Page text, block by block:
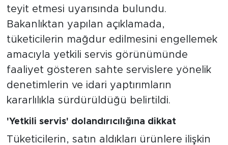
teyit etmesi uyarısında bulundu.
Bakanlıktan yapılan açıklamada,
tüketicilerin mağdur edilmesini engellemek
amacıyla yetkili servis görünümünde
faaliyet gösteren sahte servislere yönelik
denetimlerin ve idari yaptırımların
kararlılıkla sürdürüldüğü belirtildi.
'Yetkili servis' dolandırıcılığına dikkat
Tüketicilerin, satın aldıkları ürünlere ilişkin